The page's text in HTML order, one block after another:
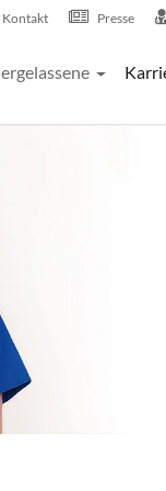
Kontakt Presse